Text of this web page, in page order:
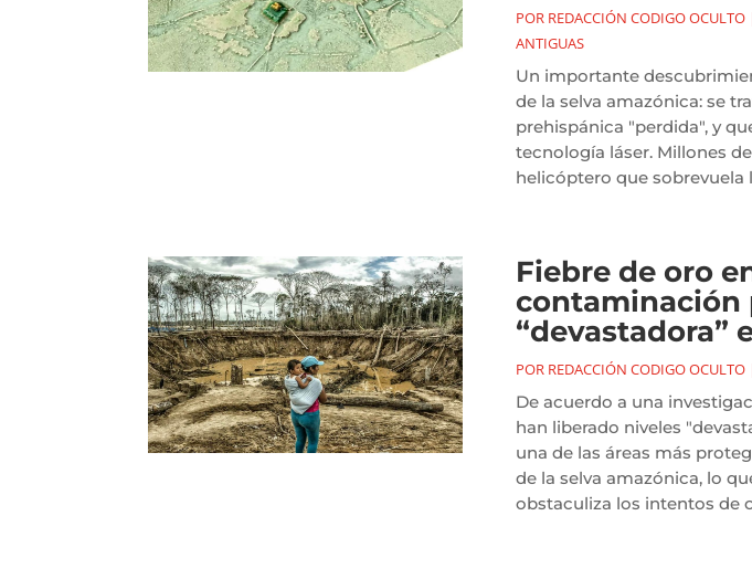
POR REDACCIÓN CODIGO OCULTO|
ANTIGUAS
Un importante
de la selva amazónica: se
prehispánica "perdida", y
tecnología láser. Millones
helicóptero que sobrevuela
Fiebre de oro
contaminación
“devastadora”
POR REDACCIÓN CODIGO OCULTO|
De acuerdo a una
han liberado niveles
una de las áreas más
de la selva amazónica, lo
obstaculiza los intentos de